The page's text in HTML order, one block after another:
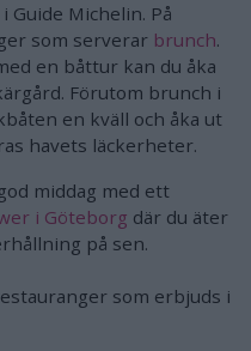
Michelin. På
som serverar brunch.
en båttur kan du åka
Förutom brunch i
en kväll och åka ut
havets läckerheter.
middag med ett
i Göteborg där du äter
på sen.
som erbjuds i